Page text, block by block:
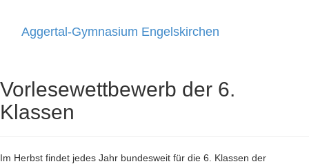
Aggertal-Gymnasium Engelskirchen
Vorlesewettbewerb der 6.
Klassen
Im Herbst findet jedes Jahr bundesweit für die 6. Klassen der